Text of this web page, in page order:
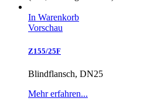
In Warenkorb
Vorschau
Z155/25F
Blindflansch, DN25
Mehr erfahren...